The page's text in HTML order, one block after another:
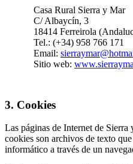
Casa Rural Sierra y Mar
C/ Albaycín, 3
18414 Ferreirola
Tel.: (+34) 958 766 171
Email:
Sitio web:
3. Cookies
Las páginas de Internet de
cookies son archivos de texto
informático a través de un